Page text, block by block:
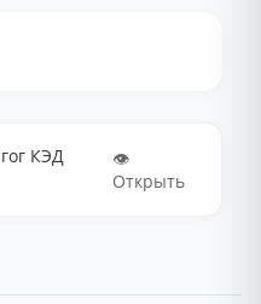
КЭД
👁️
Открыть